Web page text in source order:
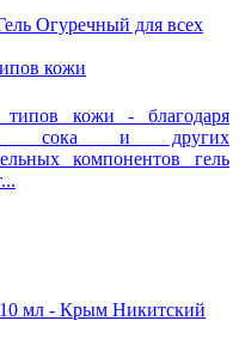
кожи
кожи - благодаря
сока и других
компонентов гель